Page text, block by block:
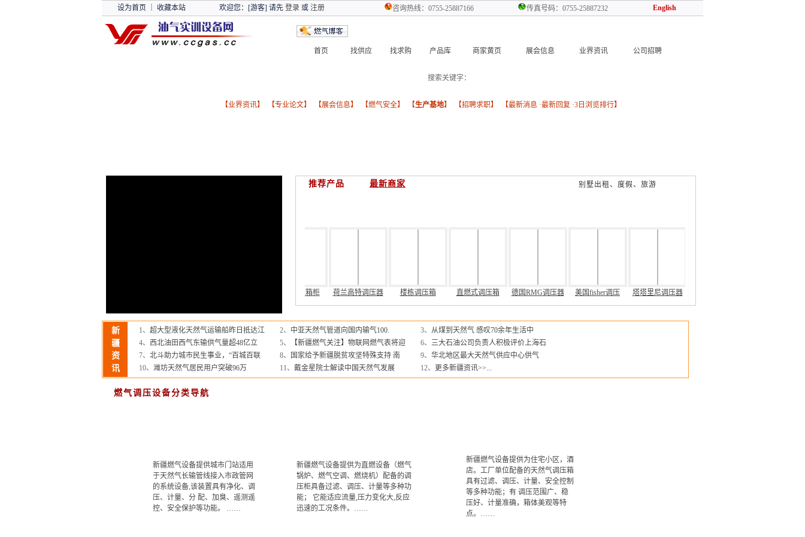
设为首页 收藏本站 欢迎您：[游客] 请先 登录或 注册 咨询热线：0755-25887166 传真号码：0755-25887232 English
首页 找供应 找求购 产品库 商家黄页 展会信息 业界资讯 公司招聘
搜索关键字：
【业界资讯】 【专业论文】 【展会信息】 【燃气安全】 【生产基地】 【招聘求职】 【最新消息·最新回复 ·3日浏览排行】
推荐产品 最新商家 别墅出租、度假、旅游
区域调压箱柜 荷兰高特调压器 楼栋调压箱 直燃式调压箱 德国RMG调压器 美国fisher调压 塔塔里尼调压器
新
疆
资
讯
1、 超大型液化天然气运输船昨日抵达江 2、 中亚天然气管道向国内输气100. 3、 从煤到天然气 感叹70余年生活中
4、 西北油田西气东输供气量超48亿立 5、 【新疆燃气关注】物联网燃气表将迎 6、 三大石油公司负责人积极评价上海石
7、 北斗助力城市民生事业，“百城百联 8、 国家给予新疆脱贫攻坚特殊支持 南 9、 华北地区最大天然气供应中心供气
10、 潍坊天然气居民用户突破96万 11、 戴金星院士解读中国天然气发展 12、 更多新疆资讯>>...
燃气调压设备分类导航
新疆燃气设备提供城市门站适用
于天然气长输管线接入市政管网
的系统设备,该装置具有净化、调
压、计量、分 配、加臭、遥测遥
控、安全保护等功能。 ……
新疆燃气设备提供为直燃设备（燃气
锅炉、燃气空调、燃烧机）配备的调
压柜具备过滤、调压、计量等多种功
能； 它能适应流量,压力变化大,反应
迅速的工况条件。……
新疆燃气设备提供为住宅小区，酒
店。工厂单位配备的天然气调压箱
具有过滤、调压、计量、安全控制
等多种功能；有 调压范围广、稳
压好、计量准确，箱体美观等特
点。……